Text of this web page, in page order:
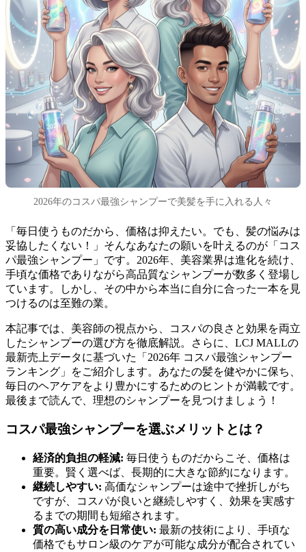
2026年のコスパ最強シャンプーで美髪を手に入れる人々
「毎日使うものだから、価格は抑えたい。でも、髪の悩みは
妥協したくない！」そんなあなたの願いを叶えるのが「コス
パ最強シャンプー」です。2026年、美容業界は進化を続け、
手頃な価格でありながら高品質なシャンプーが数多く登場し
ています。しかし、その中から本当に自分に合った一本を見
つけるのは至難の業。
本記事では、美容師の視点から、コスパの良さと効果を両立
したシャンプーの選び方を徹底解説。さらに、LCJ MALLの
最新売上データに基づいた「2026年 コスパ最強シャンプー
ランキング」をご紹介します。あなたの髪を健やかに保ち、
毎日のヘアケアをより豊かにするためのヒントが満載です。
最後まで読んで、理想のシャンプーを見つけましょう！
コスパ最強シャンプーを選ぶメリットとは？
経済的負担の軽減: 毎日使うものだからこそ、価格は
重要。賢く選べば、長期的に大きな節約になります。
継続しやすい: 高価なシャンプーは途中で挫折しがち
ですが、コスパが良いと継続しやすく、効果を実感す
るまでの期間も短縮されます。
質の高い成分を日常使い: 最新の技術により、手頃な
価格でもサロン級のケアが可能な成分が配合されてい